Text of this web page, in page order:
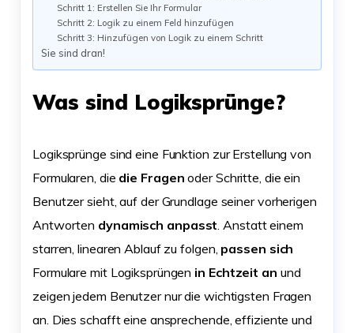
Schritt 1: Erstellen Sie Ihr Formular
Schritt 2: Logik zu einem Feld hinzufügen
Schritt 3: Hinzufügen von Logik zu einem Schritt
Sie sind dran!
Was sind Logiksprünge?
Logiksprünge sind eine Funktion zur Erstellung von
Formularen, die die Fragen oder Schritte, die ein
Benutzer sieht, auf der Grundlage seiner vorherigen
Antworten dynamisch anpasst. Anstatt einem
starren, linearen Ablauf zu folgen, passen sich
Formulare mit Logiksprüngen in Echtzeit an und
zeigen jedem Benutzer nur die wichtigsten Fragen
an. Dies schafft eine ansprechende, effiziente und